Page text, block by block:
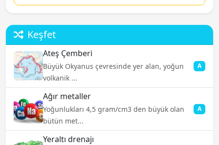
Keşfet
Ateş Çemberi
Büyük Okyanus çevresinde yer alan, yoğun
volkanik ...
A
Ağır metaller
Yoğunlukları 4,5 gram/cm3 den büyük olan
bütün met...
A
Yeraltı drenajı